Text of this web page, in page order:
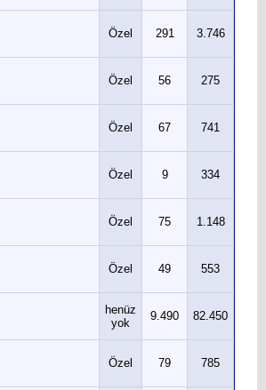
Özel 291 3.746
Özel 56 275
Özel 67 741
Özel 9 334
Özel 75 1.148
Özel 49 553
henüz
yok
9.490 82.450
Özel 79 785